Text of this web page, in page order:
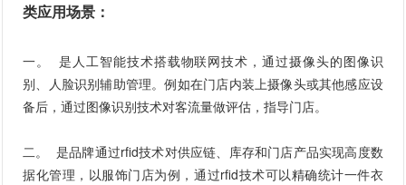
类应用场景：
一。 是人工智能技术搭载物联网技术，通过摄像头的图像识
别、人脸识别辅助管理。例如在门店内装上摄像头或其他感应设
备后，通过图像识别技术对客流量做评估，指导门店。
二。 是品牌通过rfid技术对供应链、库存和门店产品实现高度数
据化管理，以服饰门店为例，通过rfid技术可以精确统计一件衣